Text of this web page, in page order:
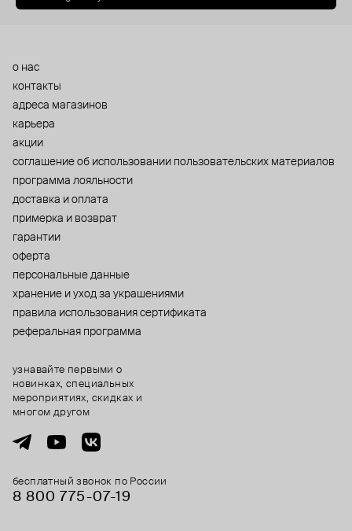
о нас
контакты
адреса магазинов
карьера
акции
cоглашение об использовании пользовательских материалов
программа лояльности
доставка и оплата
примерка и возврат
гарантии
оферта
персональные данные
хранение и уход за украшениями
правила использования сертификата
реферальная программа
бесплатный звонок по России
8 800 775⁠-07⁠-19
узнавайте первыми о
новинках, специальных
мероприятиях, скидках и
многом другом